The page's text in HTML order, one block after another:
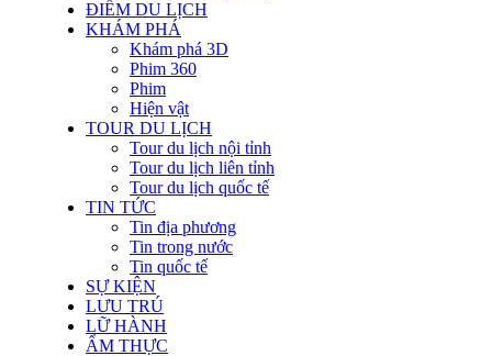
ĐIỂM DU LỊCH
KHÁM PHÁ
Khám phá 3D
Phim 360
Phim
Hiện vật
TOUR DU LỊCH
Tour du lịch nội tỉnh
Tour du lịch liên tỉnh
Tour du lịch quốc tế
TIN TỨC
Tin địa phương
Tin trong nước
Tin quốc tế
SỰ KIỆN
LƯU TRÚ
LỮ HÀNH
ẨM THỰC